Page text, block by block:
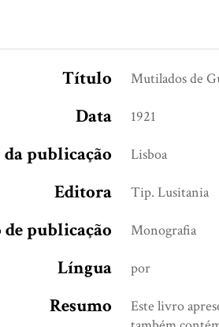
Título Mutilados de
Data 1921
publicação Lisboa
Editora Tip. Lusitania
publicação Monografia
Língua por
Resumo
Este livro